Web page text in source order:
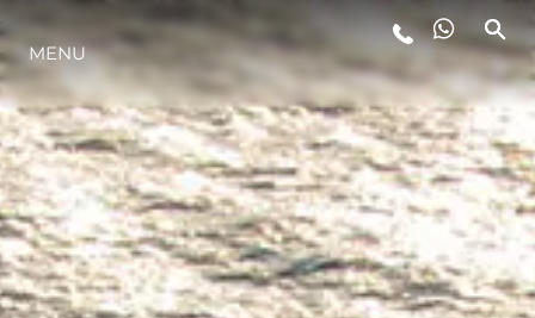
STYL ŻYCIA
INNOWACJA
PRZEDSIĘBIORSTWO
ZESPÓŁ
MENU